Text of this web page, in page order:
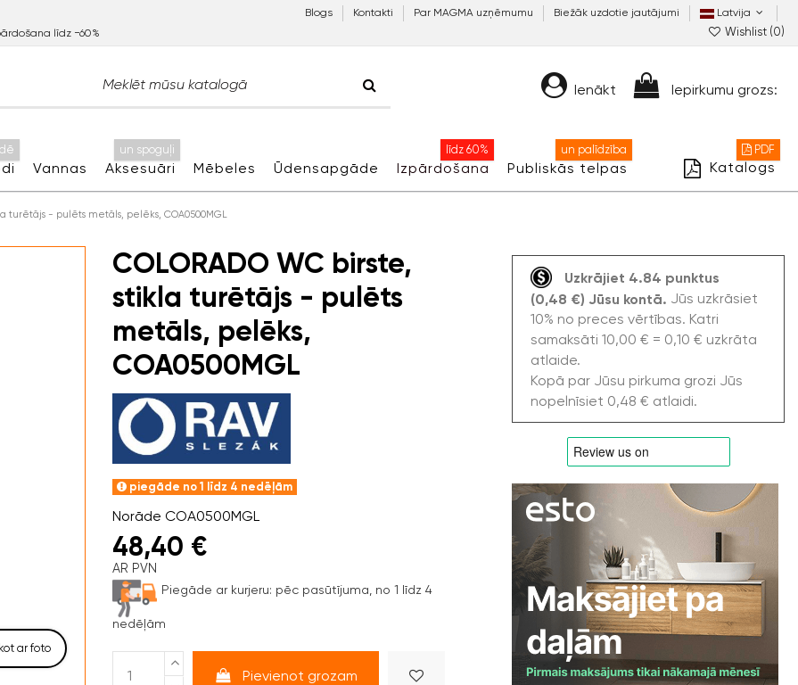
līdz −60%
Blogs Kontakti Par MAGMA uzņēmumu Biežāk uzdotie jautājumi Latvija
Wishlist (0)
Ienākt Iepirkumu grozs:
Vannas Aksesuāri
un spoguļi
Mēbeles Ūdensapgāde Izpārdošana
līdz 60%
Publiskās telpas
un palīdzība
Katalogs
PDF
turētājs - pulēts metāls, pelēks, COA0500MGL
ar foto
COLORADO WC birste,
stikla turētājs - pulēts
metāls, pelēks,
COA0500MGL
piegāde no 1 līdz 4 nedēļām
Norāde COA0500MGL
48,40 €
AR PVN
Piegāde ar kurjeru: pēc pasūtījuma, no 1 līdz 4
nedēļām
Pievienot grozam
Uzkrājiet 4.84 punktus
(0,48 €) Jūsu kontā. Jūs uzkrāsiet
10% no preces vērtības. Katri
samaksāti 10,00 € = 0,10 € uzkrāta
atlaide.
Kopā par Jūsu pirkuma grozi Jūs
nopelnīsiet 0,48 € atlaidi.